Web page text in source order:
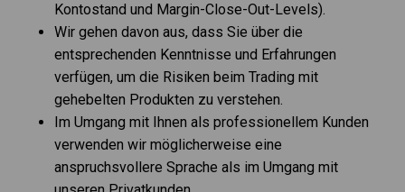
Kontostand und Margin-Close-Out-Levels).
Wir gehen davon aus, dass Sie über die
entsprechenden Kenntnisse und Erfahrungen
verfügen, um die Risiken beim Trading mit
gehebelten Produkten zu verstehen.
Im Umgang mit Ihnen als professionellem Kunden
verwenden wir möglicherweise eine
anspruchsvollere Sprache als im Umgang mit